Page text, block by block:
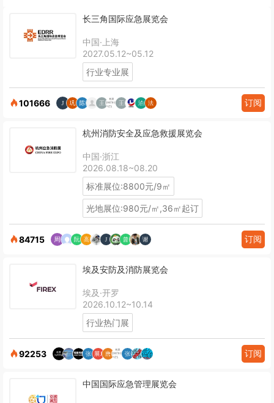
长三角国际应急展览会
中国·上海
2027.05.12~05.12
行业专业展
101666 订阅
杭州消防安全及应急救援展览会
中国·浙江
2026.08.18~08.20
标准展位:8800元/9㎡
光地展位:980元/㎡,36㎡起订
84715 订阅
埃及安防及消防展览会
埃及·开罗
2026.10.12~10.14
行业热门展
92253 订阅
中国国际应急管理展览会